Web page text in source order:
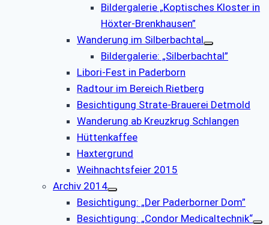
Bildergalerie „Koptisches Kloster in
Höxter-Brenkhausen”
Wanderung im Silberbachtal
Bildergalerie: „Silberbachtal”
Libori-Fest in Paderborn
Radtour im Bereich Rietberg
Besichtigung Strate-Brauerei Detmold
Wanderung ab Kreuzkrug Schlangen
Hüttenkaffee
Haxtergrund
Weihnachtsfeier 2015
Archiv 2014
Besichtigung: „Der Paderborner Dom”
Besichtigung: „Condor Medicaltechnik“